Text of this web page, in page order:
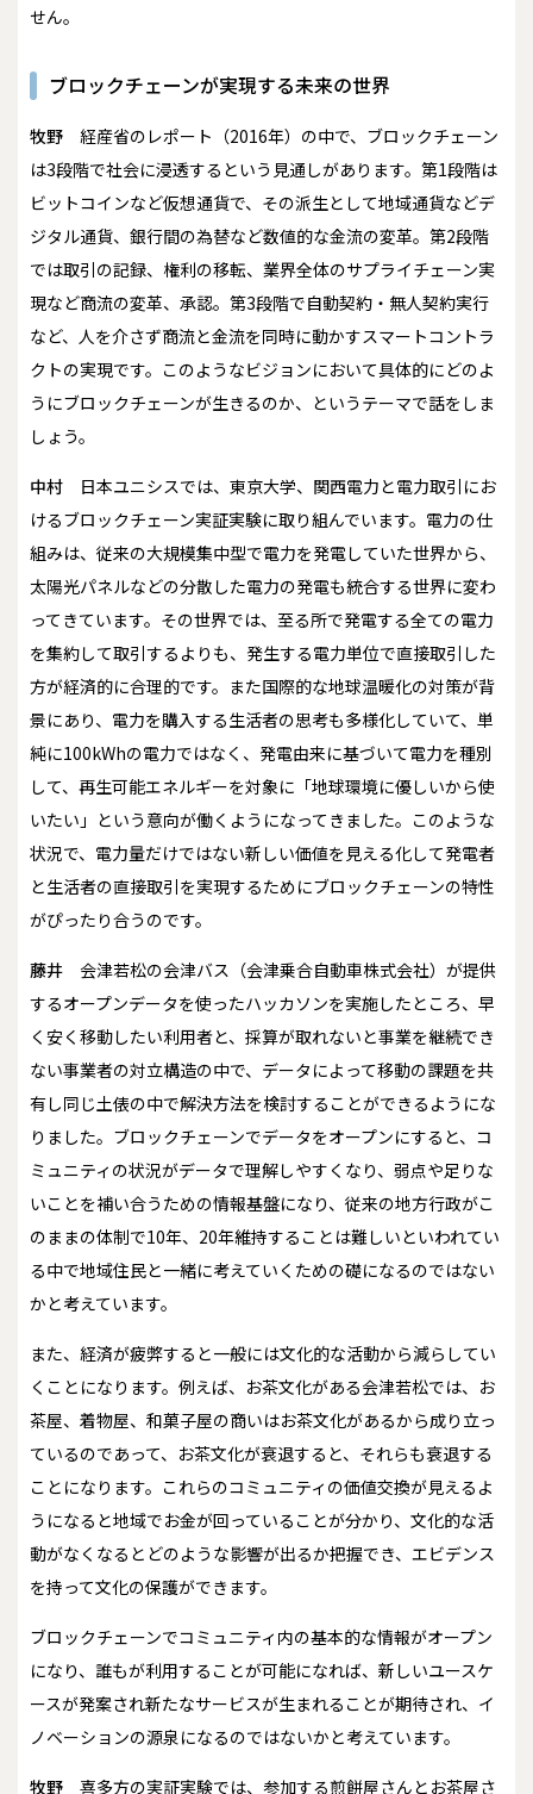
せん。
ブロックチェーンが実現する未来の世界
牧野 経産省のレポート（2016年）の中で、ブロックチェーン
は3段階で社会に浸透するという見通しがあります。第1段階は
ビットコインなど仮想通貨で、その派生として地域通貨などデ
ジタル通貨、銀行間の為替など数値的な金流の変革。第2段階
では取引の記録、権利の移転、業界全体のサプライチェーン実
現など商流の変革、承認。第3段階で自動契約・無人契約実行
など、人を介さず商流と金流を同時に動かすスマートコントラ
クトの実現です。このようなビジョンにおいて具体的にどのよ
うにブロックチェーンが生きるのか、というテーマで話をしま
しょう。
中村 日本ユニシスでは、東京大学、関西電力と電力取引にお
けるブロックチェーン実証実験に取り組んでいます。電力の仕
組みは、従来の大規模集中型で電力を発電していた世界から、
太陽光パネルなどの分散した電力の発電も統合する世界に変わ
ってきています。その世界では、至る所で発電する全ての電力
を集約して取引するよりも、発生する電力単位で直接取引した
方が経済的に合理的です。また国際的な地球温暖化の対策が背
景にあり、電力を購入する生活者の思考も多様化していて、単
純に100kWhの電力ではなく、発電由来に基づいて電力を種別
して、再生可能エネルギーを対象に「地球環境に優しいから使
いたい」という意向が働くようになってきました。このような
状況で、電力量だけではない新しい価値を見える化して発電者
と生活者の直接取引を実現するためにブロックチェーンの特性
がぴったり合うのです。
藤井 会津若松の会津バス（会津乗合自動車株式会社）が提供
するオープンデータを使ったハッカソンを実施したところ、早
く安く移動したい利用者と、採算が取れないと事業を継続でき
ない事業者の対立構造の中で、データによって移動の課題を共
有し同じ土俵の中で解決方法を検討することができるようにな
りました。ブロックチェーンでデータをオープンにすると、コ
ミュニティの状況がデータで理解しやすくなり、弱点や足りな
いことを補い合うための情報基盤になり、従来の地方行政がこ
のままの体制で10年、20年維持することは難しいといわれてい
る中で地域住民と一緒に考えていくための礎になるのではない
かと考えています。
また、経済が疲弊すると一般には文化的な活動から減らしてい
くことになります。例えば、お茶文化がある会津若松では、お
茶屋、着物屋、和菓子屋の商いはお茶文化があるから成り立っ
ているのであって、お茶文化が衰退すると、それらも衰退する
ことになります。これらのコミュニティの価値交換が見えるよ
うになると地域でお金が回っていることが分かり、文化的な活
動がなくなるとどのような影響が出るか把握でき、エビデンス
を持って文化の保護ができます。
ブロックチェーンでコミュニティ内の基本的な情報がオープン
になり、誰もが利用することが可能になれば、新しいユースケ
ースが発案され新たなサービスが生まれることが期待され、イ
ノベーションの源泉になるのではないかと考えています。
牧野 喜多方の実証実験では、参加する煎餅屋さんとお茶屋さ